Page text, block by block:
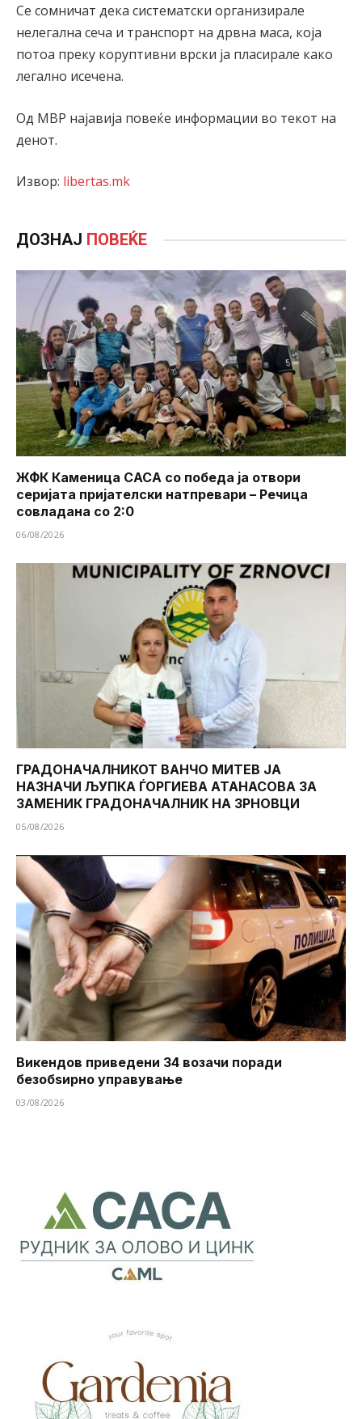
Се сомничат дека систематски организирале
нелегална сеча и транспорт на дрвна маса, која
потоа преку коруптивни врски ја пласирале како
легално исечена.
Од МВР најавија повеќе информации во текот на
денот.
Извор: libertas.mk
ДОЗНАЈ ПОВЕЌЕ
ЖФК Каменица САСА со победа ја отвори
серијата пријателски натпревари – Речица
совладана со 2:0
06/08/2026
ГРАДОНАЧАЛНИКОТ ВАНЧО МИТЕВ ЈА
НАЗНАЧИ ЉУПКА ЃОРГИЕВА АТАНАСОВА ЗА
ЗАМЕНИК ГРАДОНАЧАЛНИК НА ЗРНОВЦИ
05/08/2026
Викендов приведени 34 возачи поради
безобѕирно управување
03/08/2026